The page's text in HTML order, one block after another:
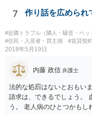
しょう。
7 作り話を広められ
#近隣トラブル（隣人・騒音・ペッ
#住民・入居者・買主側
#賃貸契
2018年5月19日
内藤 政信 弁護士
法的な処罰はないとおもい
請求は、できるでしょう。
う。 老人病のひとつかもし